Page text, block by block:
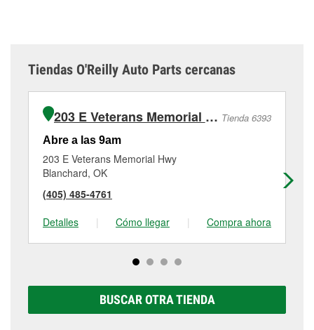
Tiendas O'Reilly Auto Parts cercanas
203 E Veterans Memorial Hwy Tienda 6393
Abre a las 9am
203 E Veterans Memorial Hwy
Blanchard, OK
(405) 485-4761
Detalles
| Cómo llegar | Compra ahora
BUSCAR OTRA TIENDA